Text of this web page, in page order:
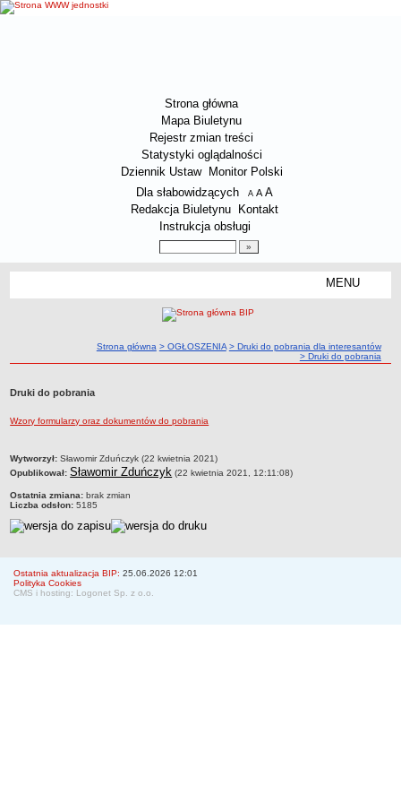
Strona główna
Mapa Biuletynu
Rejestr zmian treści
Statystyki oglądalności
Dziennik Ustaw
Monitor Polski
Menu dodatkowe
Dla słabowidzących A pomniejsz czcionkę
A standardowy rozmiar czcionki
A
Redakcja Biuletynu
Kontakt
Instrukcja obsługi
MENU
Załatwianie spraw przez interesantów
Zakres działalności Spółki
Historia Spółki
Regulamin Organizacyjny Spółki
Schemat organizacyjny
Wieloletni plan rozwoju
Taryfa i cennik usług
Publiczny konkurs na funkcje członków Zarządu
ścieżka nawigacji
Strona główna > OGŁOSZENIA > Druki do pobrania dla interesantów
> Druki do pobrania
Druki do pobrania
Wzory formularzy oraz dokumentów do pobrania
metryczka
Wytworzył: Sławomir Zduńczyk (22 kwietnia 2021)
Opublikował: Sławomir Zduńczyk (22 kwietnia 2021, 12:11:08)
Ostatnia zmiana: brak zmian
Liczba odsłon: 5185
Ostatnia aktualizacja BIP: 25.06.2026 12:01
Polityka Cookies
CMS i hosting: Logonet Sp. z o.o.